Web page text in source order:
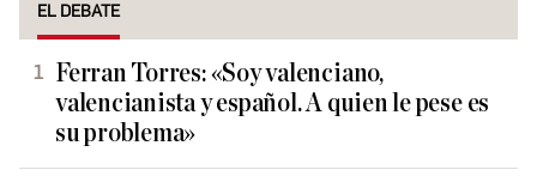
EL DEBATE
Ferran Torres: «Soy valenciano,
valencianista y español. A quien le pese es
su problema»